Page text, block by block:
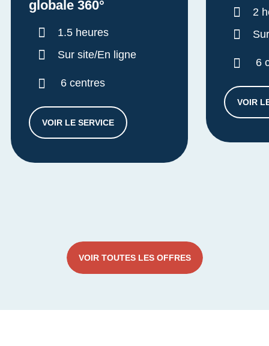
globale 360°
Durée :
1.5 heures
Sur site/En ligne
6 centres
VOIR LE SERVICEDIAGNOSTIC APPROCHE GLOBALE 360°
2
6
VOIR
VOIR TOUTES LES OFFRES